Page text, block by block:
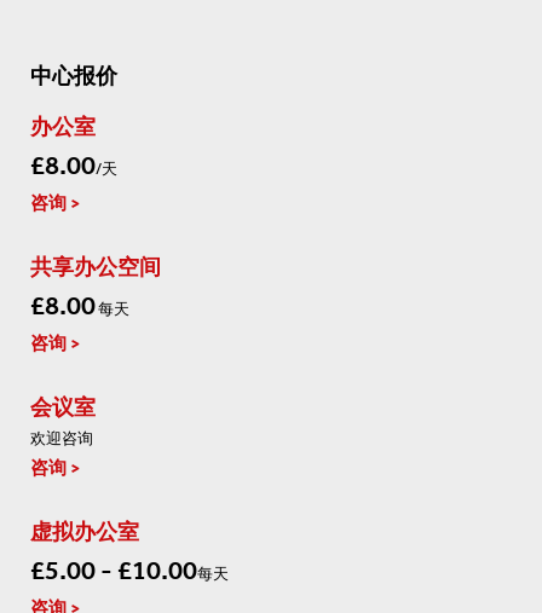
中心报价
办公室
£8.00/天
咨询
共享办公空间
£8.00每天
咨询
会议室
欢迎咨询
咨询
虚拟办公室
£5.00 - £10.00每天
咨询